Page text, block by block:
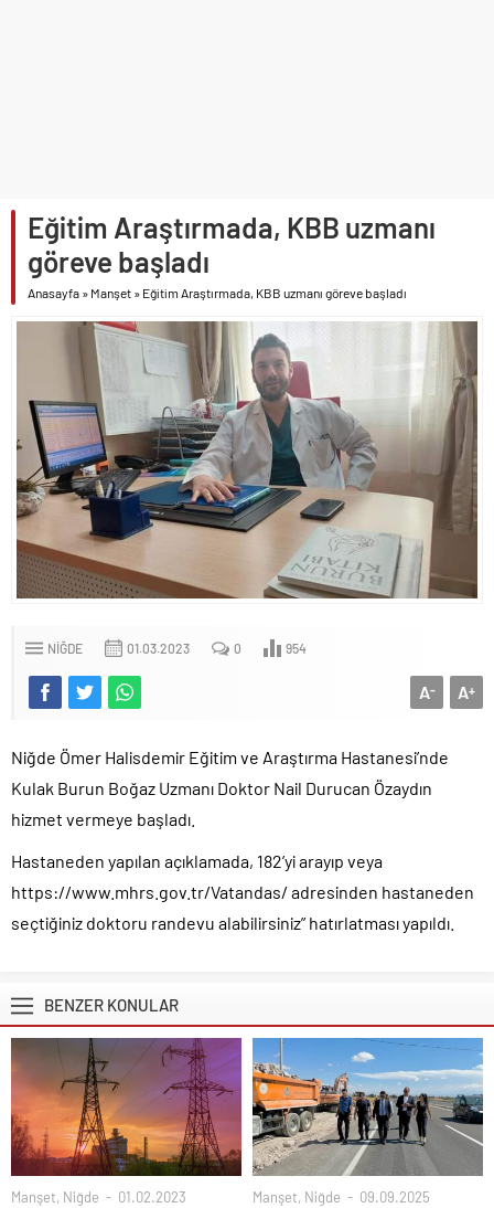
HAYIRSEVER ATIL EKEMEN’DEN EĞİTİME ANLAMLI DESTEK
BAKAN YARDIMCISI ALPASLAN KAVAKLIOĞLU’NUN ACI GÜNÜ
KATILDI
VALİ AKMEŞE HASAT SEVİNCİNE ORTAK OLDU
IĞDIR, TİGAD ÇALIŞTAYI’NDA 140 GAZETECİYİ AĞIRLAYACAK
Eğitim Araştırmada, KBB uzmanı
göreve başladı
Anasayfa » Manşet » Eğitim Araştırmada, KBB uzmanı göreve başladı
NIĞDE 01.03.2023 0 954
A+
A-
Niğde Ömer Halisdemir Eğitim ve Araştırma Hastanesi’nde
Kulak Burun Boğaz Uzmanı Doktor Nail Durucan Özaydın
hizmet vermeye başladı.
Hastaneden yapılan açıklamada, 182’yi arayıp veya
https://www.mhrs.gov.tr/Vatandas/ adresinden hastaneden
seçtiğiniz doktoru randevu alabilirsiniz” hatırlatması yapıldı.
BENZER KONULAR
Manşet, Niğde 01.02.2023 Manşet, Niğde 09.09.2025